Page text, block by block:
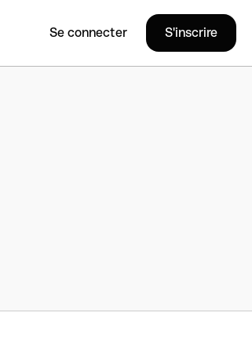
Se connecter S'inscrire